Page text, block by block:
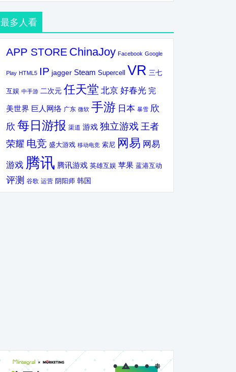
最多人看
APP STORE ChinaJoy Facebook Google
Play HTML5 IP jagger Steam Supercell VR 三七
互娱 中手游 二次元 任天堂 北京 好春光 完
美世界 巨人网络 广东 微软 手游 日本 暴雪 欣
欣 每日游报 渠道 游戏 独立游戏 王者
荣耀 电竞 盛大游戏 移动电竞 索尼 网易 网易
游戏 腾讯 腾讯游戏 英雄互娱 苹果 蓝港互动
评测 谷歌 运营 阴阳师 韩国